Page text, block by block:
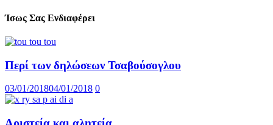
Ίσως Σας Ενδιαφέρει
Περί των δηλώσεων Τσαβούσογλου
03/01/201804/01/2018 0